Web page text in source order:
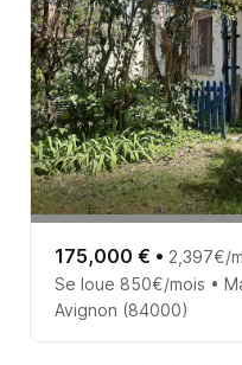
175,000 € • 2,397€/
Se loue 850€/mois •
Avignon (84000)